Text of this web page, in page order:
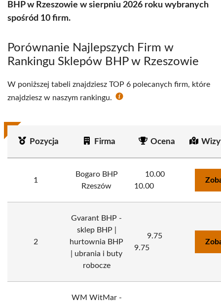
BHP w Rzeszowie w sierpniu 2026 roku wybranych
spośród 10 firm.
Porównanie Najlepszych Firm w
Rankingu Sklepów BHP w Rzeszowie
W poniższej tabeli znajdziesz TOP 6 polecanych firm, które
znajdziesz w naszym rankingu.
Pozycja Firma Ocena
1
Bogaro BHP
Rzeszów
10.00
10.00
2
Gvarant BHP -
sklep BHP |
hurtownia BHP
| ubrania i buty
robocze
9.75
9.75
WM WitMar -